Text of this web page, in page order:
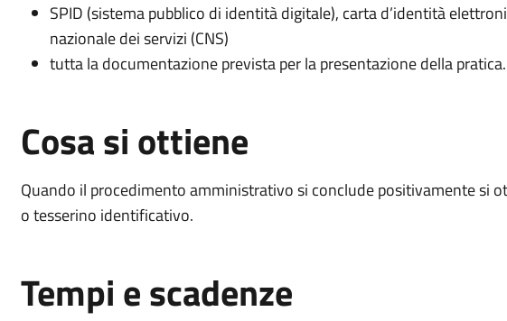
SPID (sistema pubblico di identità digitale), carta d’identità
nazionale dei servizi (CNS)
tutta la documentazione prevista per la presentazione della pratica.
Cosa si ottiene
Quando il procedimento amministrativo si conclude positivamente si
o tesserino identificativo.
Tempi e scadenze